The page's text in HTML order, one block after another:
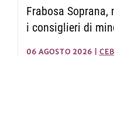
Frabosa Soprana,
i consiglieri di
06 AGOSTO 2026